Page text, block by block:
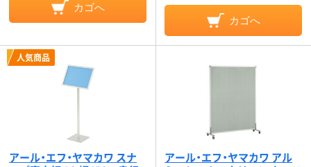
カゴへ
カゴへ
人気商品
アール・エフ・ヤマカワ スナ
アール・エフ・ヤマカワ アル